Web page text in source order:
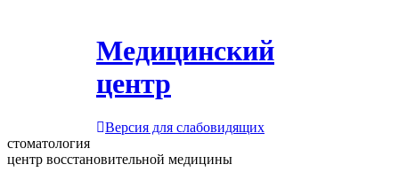
Медицинский
центр
Версия для слабовидящих
стоматология
центр восстановительной медицины